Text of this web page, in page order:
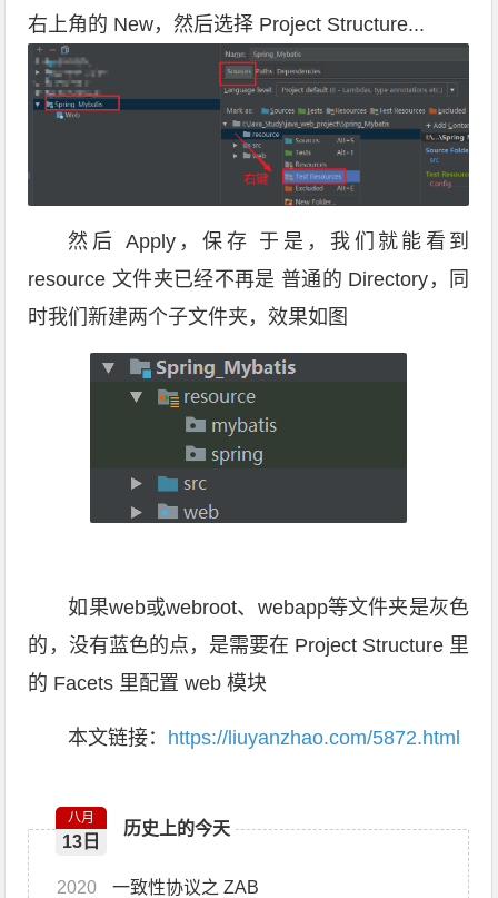
右上角的 New，然后选择 Project Structure...
然后 Apply，保存 于是，我们就能看到
resource 文件夹已经不再是 普通的 Directory，同
时我们新建两个子文件夹，效果如图
如果web或webroot、webapp等文件夹是灰色
的，没有蓝色的点，是需要在 Project Structure 里
的 Facets 里配置 web 模块
本文链接： https://liuyanzhao.com/5872.html
历史上的今天
八月
13日
2020 一致性协议之 ZAB